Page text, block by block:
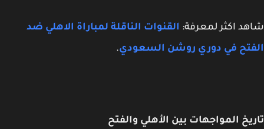
اكثر لمعرفة:القنوات الناقلة لمباراة الاهلي ضد
في دوري روشن السعودي.
المواجهات بين الأهلي والفتح